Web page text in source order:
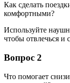
Как сделать
комфортными?
Используйте
чтобы отвлечься и
Вопрос 2
Что помогает